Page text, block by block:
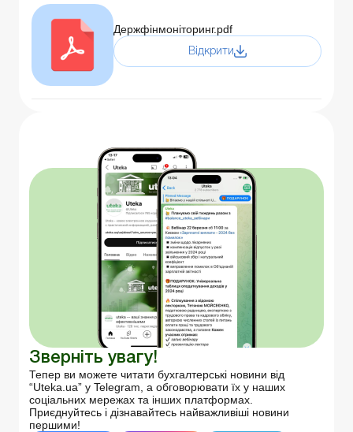
Держфінмоніторинг.pdf
Відкрити
Зверніть увагу!
Тепер ви можете читати бухгалтерські новини від
“Uteka.ua” у Telegram, а обговорювати їх у наших
соціальних мережах та інших платформах.
Приєднуйтесь і дізнавайтесь найважливіші новини
першими!